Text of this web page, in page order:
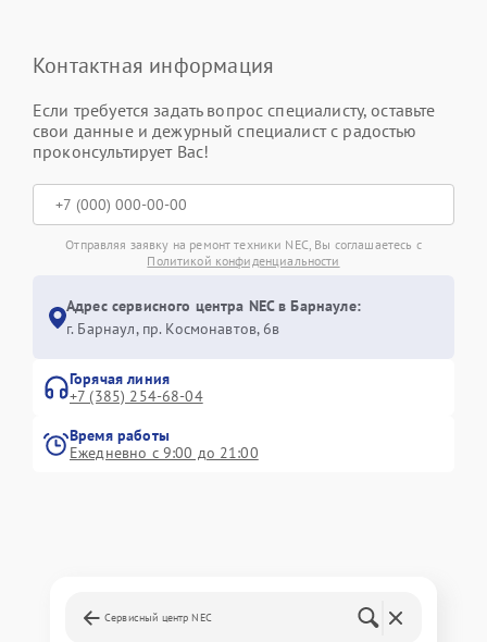
Контактная информация
Если требуется задать вопрос специалисту, оставьте
свои данные и дежурный специалист с радостью
проконсультирует Вас!
Отправляя заявку на ремонт техники NEC, Вы соглашаетесь с
Политикой конфиденциальности
Адрес сервисного центра NEC в Барнауле:
г. Барнаул, ​пр. Космонавтов, 6в
Горячая линия
+7 (385) 254-68-04
Время работы
Ежедневно с 9:00 до 21:00
Сервисный центр NEC